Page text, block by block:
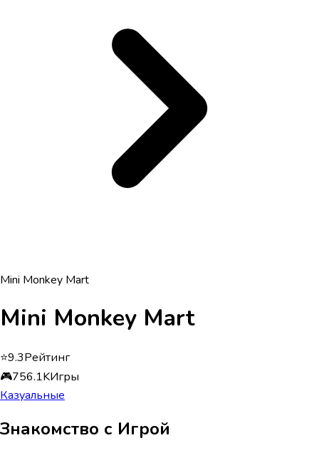
Mini Monkey Mart
Mini Monkey Mart
⭐9.3Рейтинг
🎮756.1KИгры
Казуальные
Знакомство с Игрой